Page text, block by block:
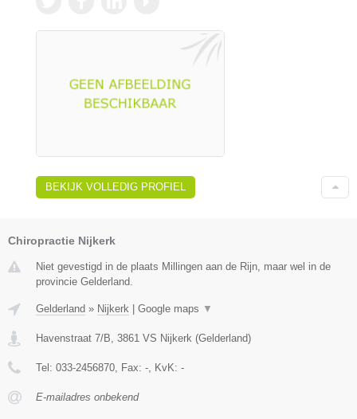
BEKIJK VOLLEDIG PROFIEL
Chiropractie Nijkerk
Niet gevestigd in de plaats Millingen aan de Rijn, maar wel in de
provincie Gelderland.
Gelderland » Nijkerk | Google maps ▼
Havenstraat 7/B 3861 VS Nijkerk (Gelderland)
Tel: 033-2456870 , Fax: - , KvK: -
E-mailadres onbekend